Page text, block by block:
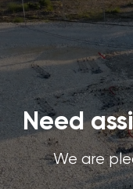
Need
We are